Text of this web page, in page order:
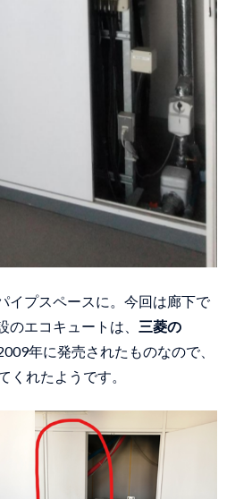
イプスペースに。今回は廊下で
エコキュートは、 三菱の
年に発売されたものなので、
くれたようです。